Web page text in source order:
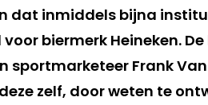
dat inmiddels bijna
biermerk Heineken.
sportmarketeer Frank
zelf, door weten te